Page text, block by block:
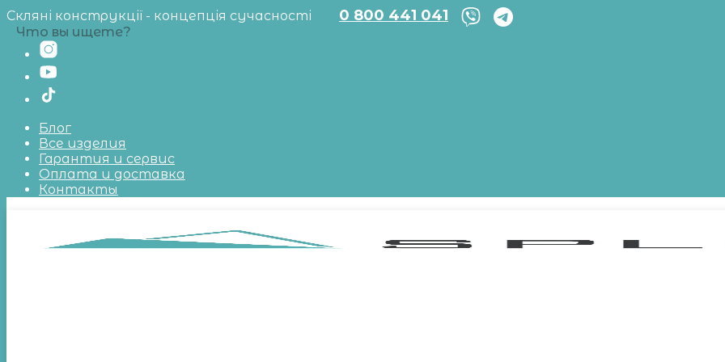
Скляні конструкції - концепція сучасності 0 800 441 041
Блог
Все изделия
Гарантия и сервис
Оплата и доставка
Контакты
Что вы ищете?